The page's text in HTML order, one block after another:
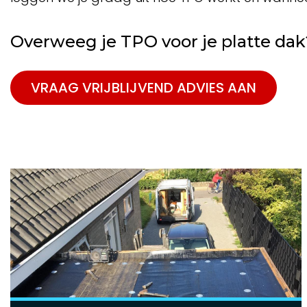
Overweeg je TPO voor je platte
VRAAG VRIJBLIJVEND ADVIES AAN